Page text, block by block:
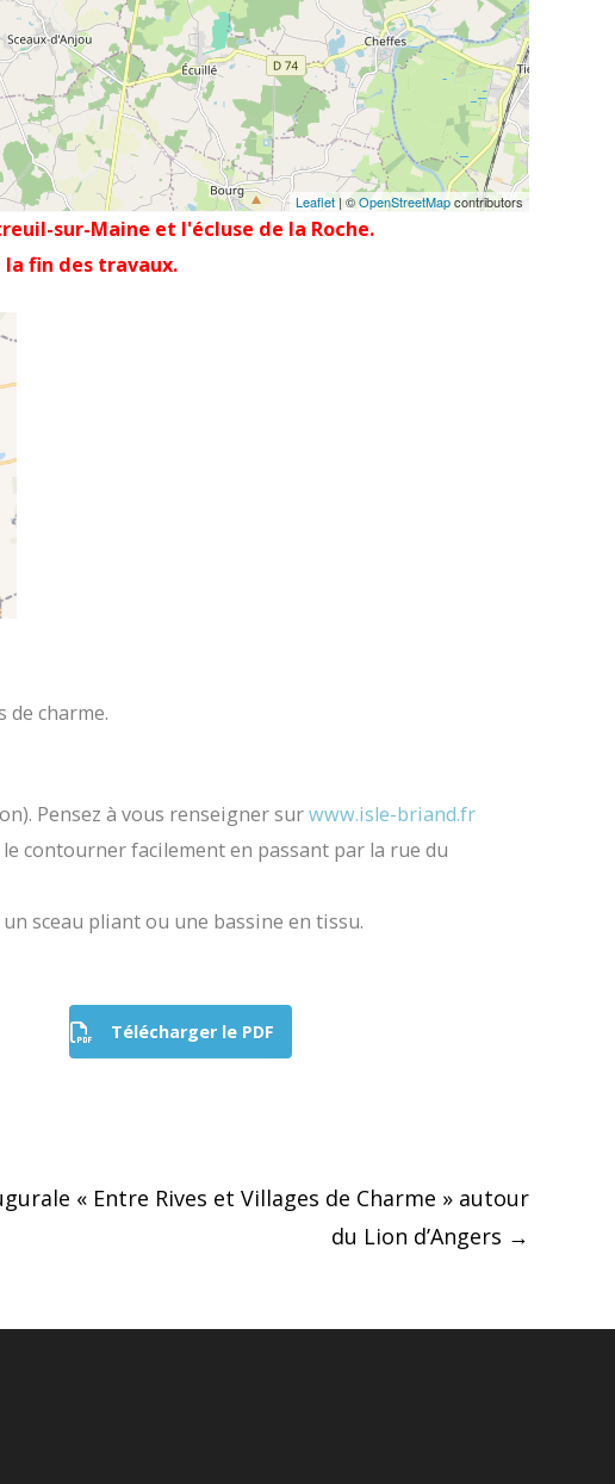
Leaflet | ©OpenStreetMapcontributors
sur-Maine et l'écluse de la Roche.
fin des travaux.
charme.
Pensez à vous renseigner surwww.isle-briand.fr
contourner facilement en passant par la rue du
sceau pliant ou une bassine en tissu.
Télécharger le PDF
« Entre Rives et Villages de Charme » autour
du Lion d’Angers →